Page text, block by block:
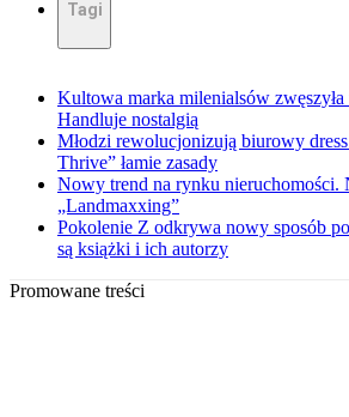
Tagi
Kultowa marka milenialsów zwęszyła
Handluje nostalgią
Młodzi rewolucjonizują biurowy
Thrive” łamie zasady
Nowy trend na rynku nieruchomości.
„Landmaxxing”
Pokolenie Z odkrywa nowy sposób
są książki i ich autorzy
Promowane treści